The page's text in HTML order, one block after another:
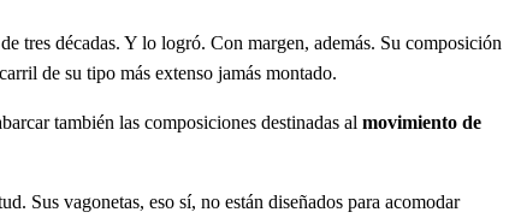
tres décadas. Y lo logró. Con margen, además. Su composición
de su tipo más extenso jamás montado.
también las composiciones destinadas al movimiento de
Sus vagonetas, eso sí, no están diseñados para acomodar